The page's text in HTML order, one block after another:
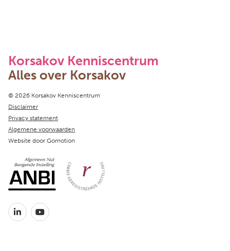
Korsakov Kenniscentrum
Alles over Korsakov
Copyright navigation
© 2026 Korsakov Kenniscentrum
Disclaimer
Privacy statement
Algemene voorwaarden
Website door Gomotion